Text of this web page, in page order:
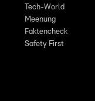
Tech-World
Meenung
Faktencheck
Safety First